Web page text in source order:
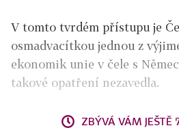
V tomto tvrdém přístupu je
osmadvacítkou jednou z
ekonomik unie v čele s
takové opatření nezavedla.
ZBÝVÁ VÁM JEŠTĚ